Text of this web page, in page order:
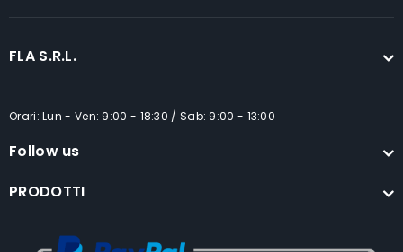
FLA S.R.L.
Orari: Lun - Ven: 9:00 - 18:30 / Sab: 9:00 - 13:00
Follow us
PRODOTTI